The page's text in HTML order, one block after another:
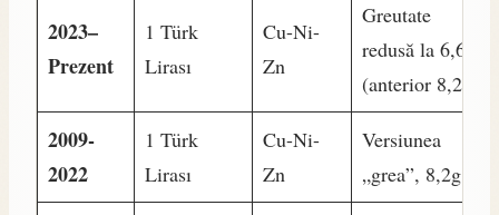
2023–
Prezent
1 Türk
Lirası
Cu-Ni-
Zn
Greutate
redusă la 6,6g
(anterior 8,2g)
2009-
2022
1 Türk
Lirası
Cu-Ni-
Zn
Versiunea
„grea”, 8,2g